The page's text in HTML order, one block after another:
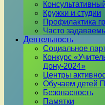
Кружки и студии
Профилактика
Часто
Деятельность
Социальное
Конкурс
Дону-2024»
Центры
Обучаем детей
Безопасность
Памятки